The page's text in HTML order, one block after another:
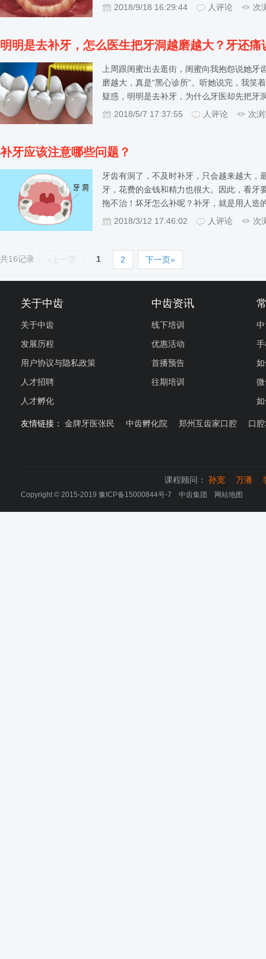
2018/9/18 16:29:44
人评论 次
明明是去补牙，怎么医生把牙洞越磨越大？牙还痛
上周跟闺蜜出去逛街，闺蜜向我抱怨说她
磨越大，真是“黑心诊所”。听她说完，我笑
疑惑，明明是去补牙，为什么牙医却先把
2018/5/7 17:37:55
人评论 次
补牙应该注意哪些问题？
牙齿有洞了，不及时补牙，只会越来越大，
牙，花费的金钱和精力也很大。因此，看牙
拖不治！坏牙怎么补呢？补牙，就是用人
2018/3/12 17:46:02
人评论 次
共16记录 «上一页 1 2 下一页»
关于中齿
关于中齿
发展历程
用户协议与隐私政策
人才招聘
人才孵化
中齿资讯
线下培训
优惠活动
首播预告
往期培训
友情链接： 金牌牙医张民 中齿孵化院 郑州互齿家口腔 口
课程顾问： 孙宽 万潘
Copyright © 2015-2019 豫ICP备15000844号-7 中齿集团 网站地图